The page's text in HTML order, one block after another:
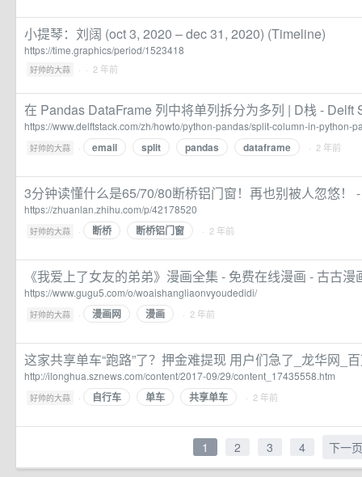
小提琴：刘阔 (oct 3, 2020 – dec 31, 2020) (Timeline)
https://time.graphics/period/1523418
好帅的大蒜 · · 2 年前
在 Pandas DataFrame 列中将单列拆分为多列 | D栈 - Delft
https://www.delftstack.com/zh/howto/python-pandas/split-column-in-python-
好帅的大蒜 · email split pandas dataframe · 2 年前
3分钟读懂什么是65/70/80断桥铝门窗！再也别被人忽悠！ -
https://zhuanlan.zhihu.com/p/42178520
好帅的大蒜 · 断桥 断桥铝门窗 · 2 年前
《我爱上了女友的弟弟》漫画全集 - 免费在线漫画 - 古古漫
https://www.gugu5.com/o/woaishangliaonvyoudedidi/
好帅的大蒜 · 漫画网 漫画 · 2 年前
这家共享单车“跑路”了？押金难提现 用户们急了_龙华网_
http://ilonghua.sznews.com/content/2017-09/29/content_17435558.htm
好帅的大蒜 · 自行车 单车 共享单车 · 2 年前
1 2 3 4 下一页